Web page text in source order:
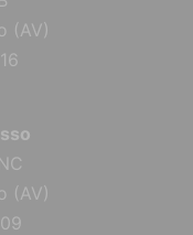
(AV)
(AV)